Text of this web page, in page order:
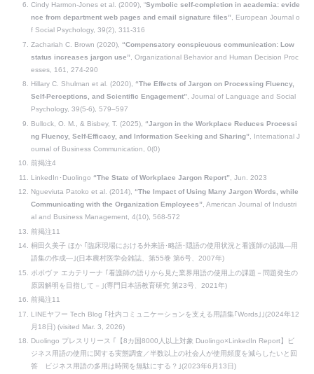
Cindy Harmon-Jones et al. (2009), “Symbolic self-completion in academia: evide
nce from department web pages and email signature files”, European Journal o
f Social Psychology, 39(2), 311-316
Zachariah C. Brown (2020), “Compensatory conspicuous communication: Low
status increases jargon use” , Organizational Behavior and Human Decision Proc
esses, 161, 274-290
Hillary C. Shulman et al. (2020), “The Effects of Jargon on Processing Fluency,
Self-Perceptions, and Scientific Engagement”, Journal of Language and Social
Psychology, 39(5-6), 579–597
Bullock, O. M., & Bisbey, T. (2025), “Jargon in the Workplace Reduces Processi
ng Fluency, Self-Efficacy, and Information Seeking and Sharing” , International J
ournal of Business Communication, 0(0)
前掲注4
LinkedIn･Duolingo “The State of Workplace Jargon Report” , Jun. 2023
Ngueviuta Patoko et al. (2014), “The Impact of Using Many Jargon Words, while
Communicating with the Organization Employees”, American Journal of Industri
al and Business Management, 4(10), 568-572
前掲注11
桐田久美子 ほか ｢臨床現場における外来語･略語･隠語の使用状況と看護師の認識―用
語集の作成―｣(日本農村医学会雑誌、第55巻 第6号、2007年)
ポポヴァ エカテリーナ ｢看護師の語りから見た業界用語の使用上の課題－問題発生の
原因解明を目指して－｣(専門日本語教育研究 第23号、2021年)
前掲注11
LINEヤフー Tech Blog ｢社内コミュニケーションを支える用語集｢Words｣｣(2024年12
月18日) (visited Mar. 3, 2026)
Duolingo プレスリリース ｢【8カ国8000人以上対象 Duolingo×LinkedIn Report】ビ
ジネス用語の使用に関する実態調査／半数以上の社会人が使用頻度を減らしたいと回
答 ビジネス用語の多用は時間を無駄にする？｣(2023年6月13日)